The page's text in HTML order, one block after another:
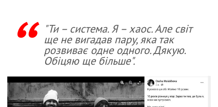
"Ти – система. Я – хаос. Але світ
ще не вигадав пару, яка так
розвиває одне одного. Дякую.
Обіцяю ще більше".